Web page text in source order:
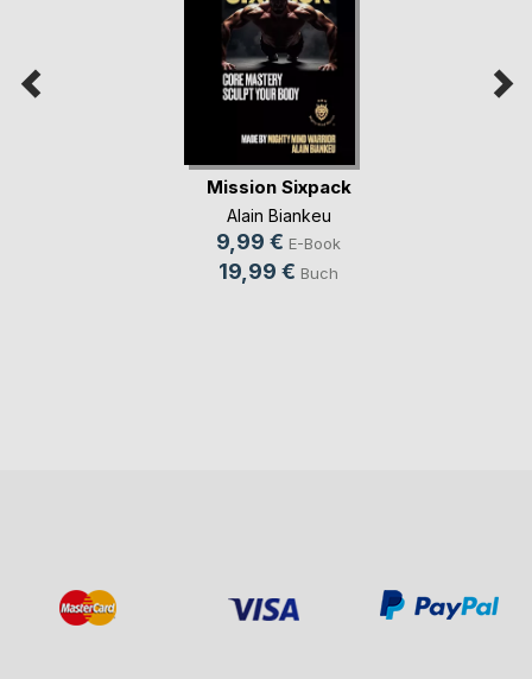
Mission Sixpack
Alain Biankeu
9,99 € E-Book
19,99 € Buch